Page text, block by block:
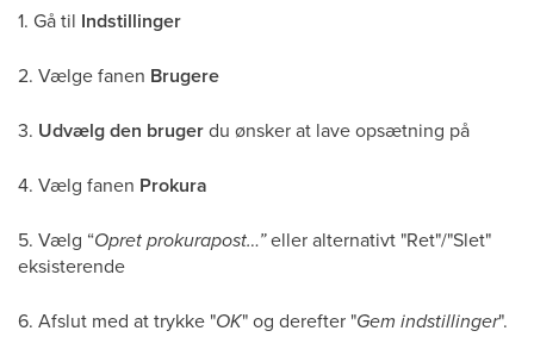
1. Gå til Indstillinger
2. Vælge fanen Brugere
3. Udvælg den brugerdu ønsker at lave opsætning på
4. Vælg fanen Prokura
5. Vælg “Opret prokurapost…”eller alternativt "Ret"/"Slet"
eksisterende
6. Afslut med at trykke "OK" og derefter "Gem indstillinger".